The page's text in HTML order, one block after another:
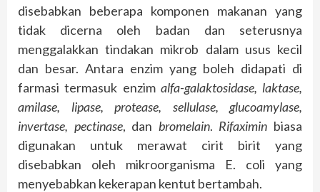
disebabkan beberapa komponen makanan yang
tidak dicerna oleh badan dan seterusnya
menggalakkan tindakan mikrob dalam usus kecil
dan besar. Antara enzim yang boleh didapati di
farmasi termasuk enzim alfa-galaktosidase, laktase,
amilase, lipase, protease, sellulase, glucoamylase,
invertase, pectinase, dan bromelain. Rifaximin biasa
digunakan untuk merawat cirit birit yang
disebabkan oleh mikroorganisma E. coli yang
menyebabkan kekerapan kentut bertambah.